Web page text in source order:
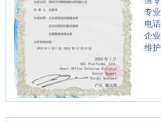
专
电
企
维护